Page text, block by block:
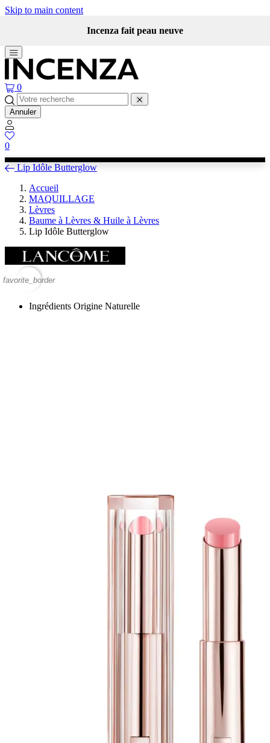
Skip to main content
Incenza fait peau neuve
0
Annuler
0
Lip Idôle Butterglow
Accueil
MAQUILLAGE
Lèvres
Baume à Lèvres & Huile à Lèvres
Lip Idôle Butterglow
favorite_border
Ingrédients Origine Naturelle